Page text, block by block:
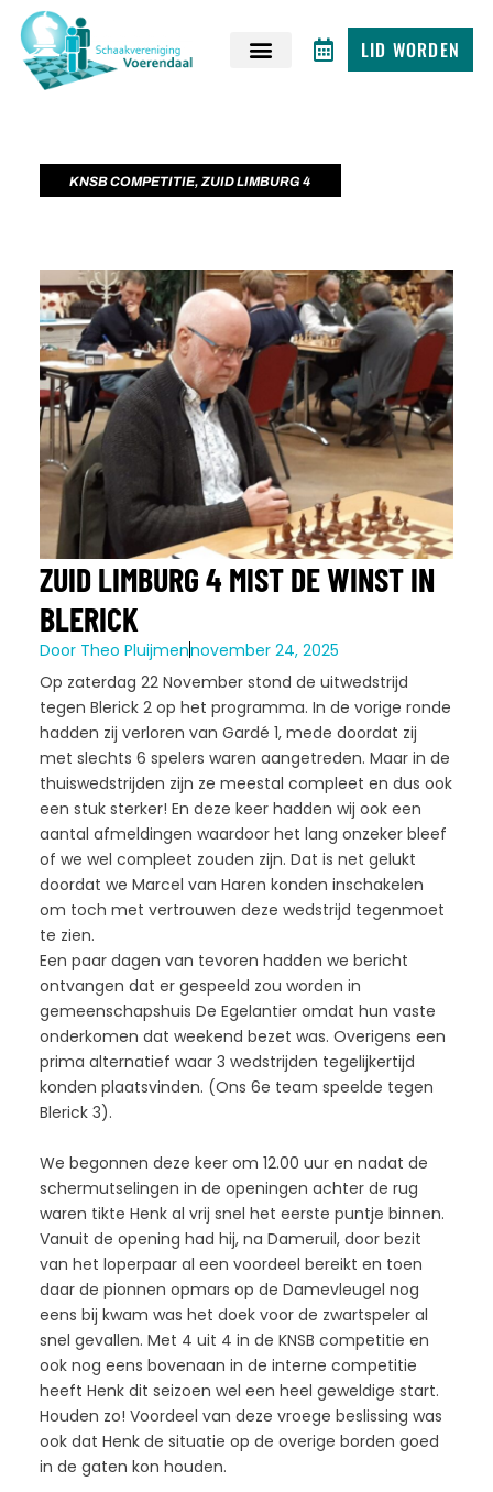
LID WORDEN
KNSB COMPETITIE,ZUID LIMBURG 4
ZUID LIMBURG 4 MIST DE WINST IN
BLERICK
DoorTheo Pluijmennovember 24, 2025
Op zaterdag 22 November stond de uitwedstrijd
tegen Blerick 2 op het programma. In de vorige ronde
hadden zij verloren van Gardé 1, mede doordat zij
met slechts 6 spelers waren aangetreden. Maar in de
thuiswedstrijden zijn ze meestal compleet en dus ook
een stuk sterker! En deze keer hadden wij ook een
aantal afmeldingen waardoor het lang onzeker bleef
of we wel compleet zouden zijn. Dat is net gelukt
doordat we Marcel van Haren konden inschakelen
om toch met vertrouwen deze wedstrijd tegenmoet
te zien.
Een paar dagen van tevoren hadden we bericht
ontvangen dat er gespeeld zou worden in
gemeenschapshuis De Egelantier omdat hun vaste
onderkomen dat weekend bezet was. Overigens een
prima alternatief waar 3 wedstrijden tegelijkertijd
konden plaatsvinden. (Ons 6e team speelde tegen
Blerick 3).
We begonnen deze keer om 12.00 uur en nadat de
schermutselingen in de openingen achter de rug
waren tikte Henk al vrij snel het eerste puntje binnen.
Vanuit de opening had hij, na Dameruil, door bezit
van het loperpaar al een voordeel bereikt en toen
daar de pionnen opmars op de Damevleugel nog
eens bij kwam was het doek voor de zwartspeler al
snel gevallen. Met 4 uit 4 in de KNSB competitie en
ook nog eens bovenaan in de interne competitie
heeft Henk dit seizoen wel een heel geweldige start.
Houden zo! Voordeel van deze vroege beslissing was
ook dat Henk de situatie op de overige borden goed
in de gaten kon houden.